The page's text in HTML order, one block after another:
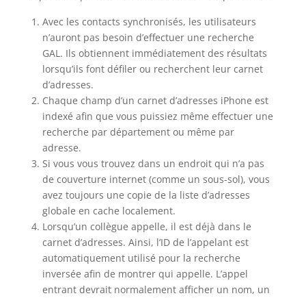
Avec les contacts synchronisés, les utilisateurs
n’auront pas besoin d’effectuer une recherche
GAL. Ils obtiennent immédiatement des résultats
lorsqu’ils font défiler ou recherchent leur carnet
d’adresses.
Chaque champ d’un carnet d’adresses iPhone est
indexé afin que vous puissiez même effectuer une
recherche par département ou même par
adresse.
Si vous vous trouvez dans un endroit qui n’a pas
de couverture internet (comme un sous-sol), vous
avez toujours une copie de la liste d’adresses
globale en cache localement.
Lorsqu’un collègue appelle, il est déjà dans le
carnet d’adresses. Ainsi, l’ID de l’appelant est
automatiquement utilisé pour la recherche
inversée afin de montrer qui appelle. L’appel
entrant devrait normalement afficher un nom, un